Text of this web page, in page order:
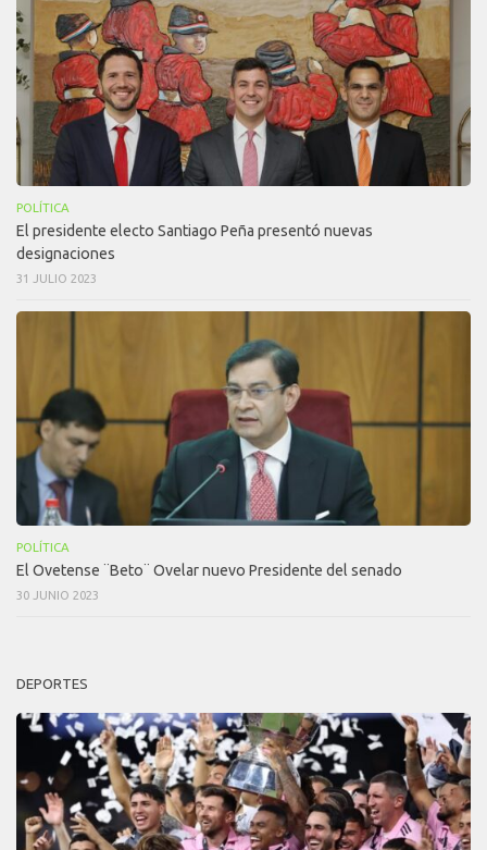
POLÍTICA
El presidente electo Santiago Peña presentó nuevas
designaciones
31 JULIO 2023
POLÍTICA
El Ovetense ¨Beto¨ Ovelar nuevo Presidente del senado
30 JUNIO 2023
DEPORTES